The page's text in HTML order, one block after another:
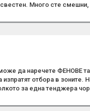
Много сте
да наречете ФЕНОВЕ
отбора в зоните.
за една тенджера